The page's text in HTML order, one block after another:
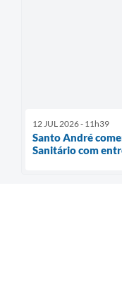
12 JUL 2026 - 11h39
Santo André
Sanitário com